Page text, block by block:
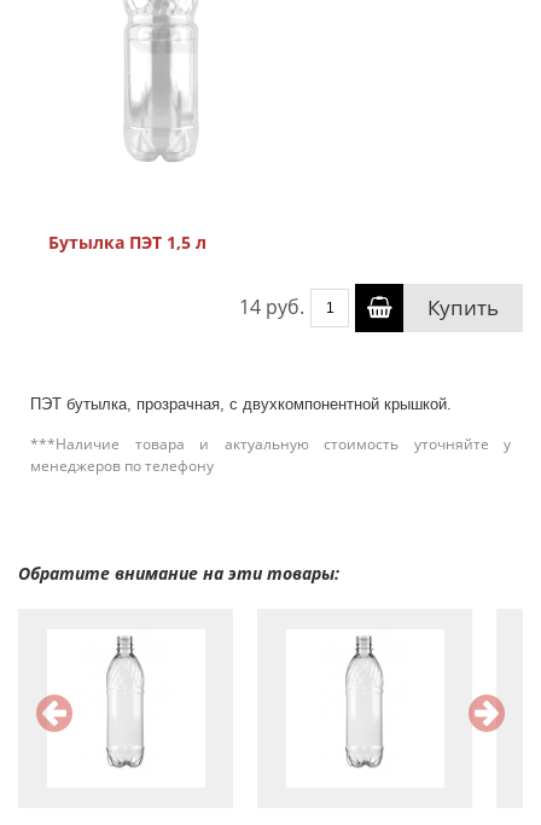
Бутылка ПЭТ 1,5 л
14 руб. Купить
ПЭТ бутылка, прозрачная, с двухкомпонентной крышкой.
***Наличие товара и актуальную стоимость уточняйте у
менеджеров по телефону
Обратите внимание на эти товары: